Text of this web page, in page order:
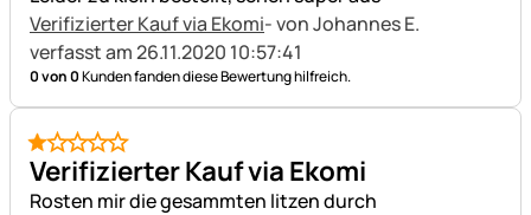
Verifizierter Kauf via Ekomi- von Johannes E.
verfasst am 26.11.2020 10:57:41
0 von 0Kunden fanden diese Bewertung hilfreich.
1 von 5
Verifizierter Kauf via Ekomi
Rosten mir die gesammten litzen durch